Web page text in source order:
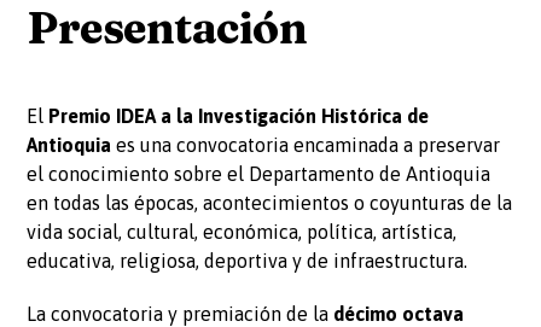
​​Prese​nta​ción​​
El Premio IDEA a la Investigación Histórica de
Antioquiaes una convocat​oria encaminada a preservar
el conocimiento sobre el Departamento de Antioquia
en todas las épocas, acontecimientos o coyunturas de la
vida social, cultural, económica, política, artística,
educativa, religiosa, deportiva y de infraestructura.
La convocatoria y premiación de la décimo octava